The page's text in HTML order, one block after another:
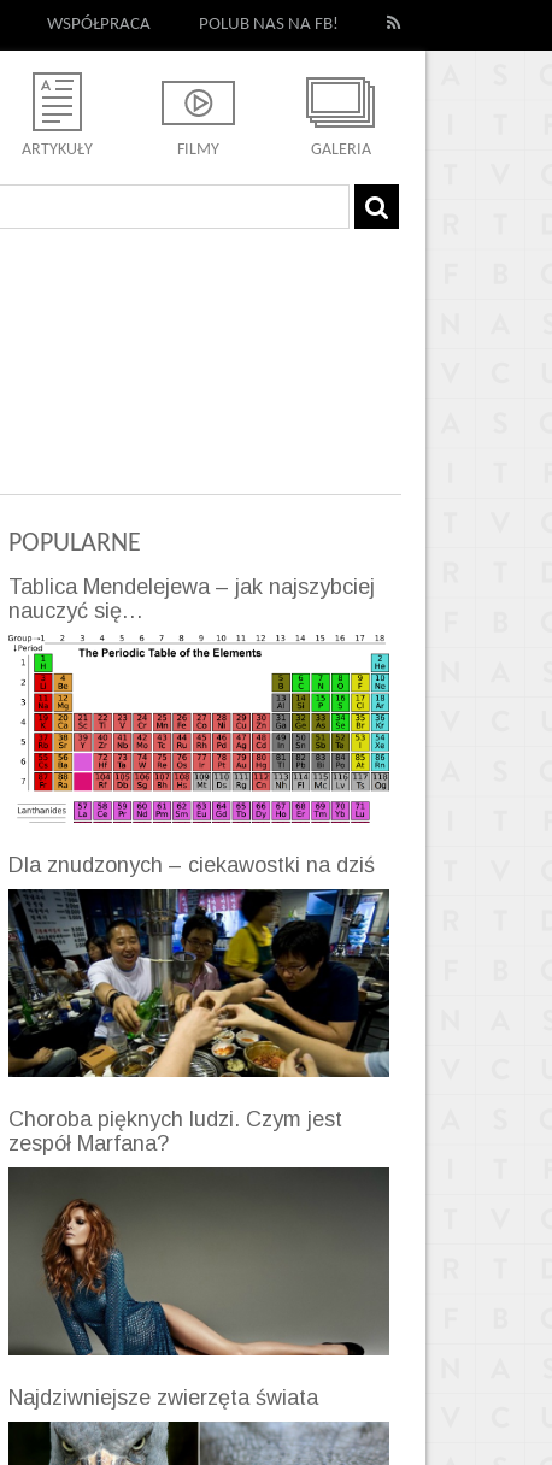
WSPÓŁPRACA POLUB NAS NA FB!
ARTYKUŁY FILMY GALERIA
POPULARNE
Tablica Mendelejewa – jak najszybciej
nauczyć się…
Dla znudzonych – ciekawostki na dziś
Choroba pięknych ludzi. Czym jest
zespół Marfana?
Najdziwniejsze zwierzęta świata